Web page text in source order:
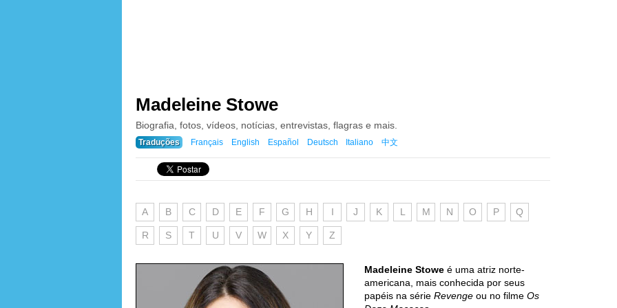
Madeleine Stowe
Biografia, fotos, vídeos, notícias, entrevistas, flagras e mais.
Traduções Français English Español Deutsch Italiano 中文
A B C D E F G H I J K L M N O P Q
R S T U V W X Y Z
Madeleine Stowe é uma atriz norte-
americana, mais conhecida por seus
papéis na série Revenge ou no filme Os